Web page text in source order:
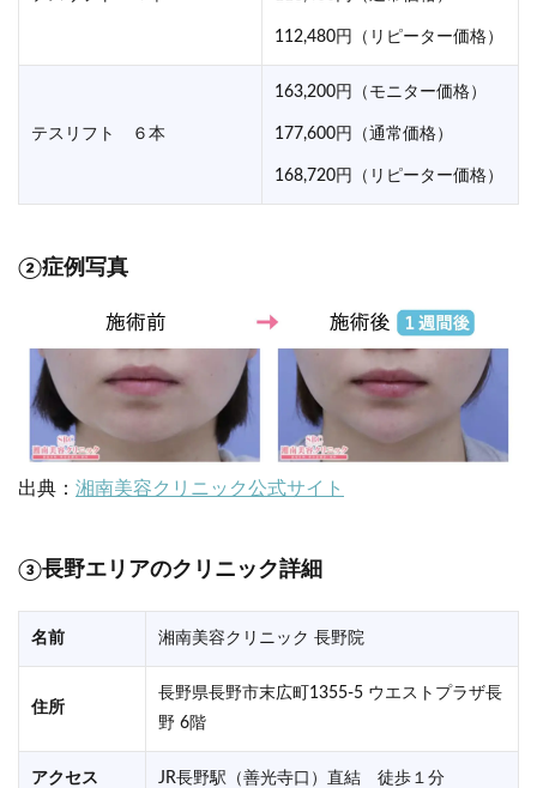
112,480円（リピーター価格）
テスリフト ６本
163,200円（モニター価格）
177,600円（通常価格）
168,720円（リピーター価格）
②症例写真
出典： 湘南美容クリニック公式サイト
③長野エリアのクリニック詳細
名前 湘南美容クリニック 長野院
住所
長野県長野市末広町1355-5 ウエストプラザ長
野 6階
アクセス JR長野駅（善光寺口）直結 徒歩１分